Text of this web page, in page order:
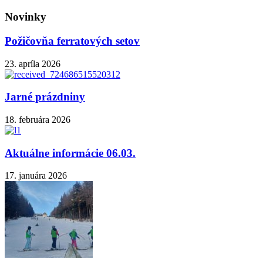
Novinky
Požičovňa ferratových setov
23. apríla 2026
Jarné prázdniny
18. februára 2026
Aktuálne informácie 06.03.
17. januára 2026